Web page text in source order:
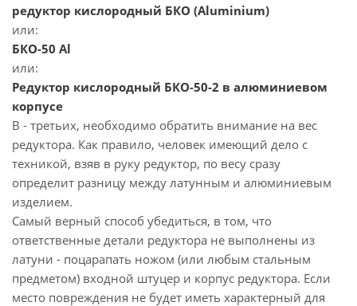
редуктор кислородный БКО (Aluminium)
или:
БКО-50 Al
или:
Редуктор кислородный БКО-50-2 в алюминиевом
корпусе
В - третьих, необходимо обратить внимание на вес
редуктора. Как правило, человек имеющий дело с
техникой, взяв в руку редуктор, по весу сразу
определит разницу между латунным и алюминиевым
изделием.
Самый верный способ убедиться, в том, что
ответственные детали редуктора не выполнены из
латуни - поцарапать ножом (или любым стальным
предметом) входной штуцер и корпус редуктора. Если
место повреждения не будет иметь характерный для